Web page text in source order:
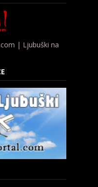
| Ljubuški na